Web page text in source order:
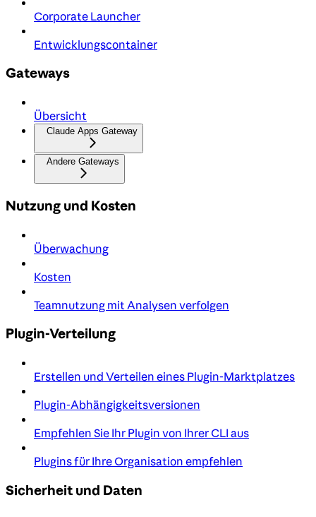
Corporate Launcher
Entwicklungscontainer
Gateways
Übersicht
Claude Apps Gateway
Andere Gateways
Nutzung und Kosten
Überwachung
Kosten
Teamnutzung mit Analysen verfolgen
Plugin-Verteilung
Erstellen und Verteilen eines Plugin-Marktplatzes
Plugin-Abhängigkeitsversionen
Empfehlen Sie Ihr Plugin von Ihrer CLI aus
Plugins für Ihre Organisation empfehlen
Sicherheit und Daten